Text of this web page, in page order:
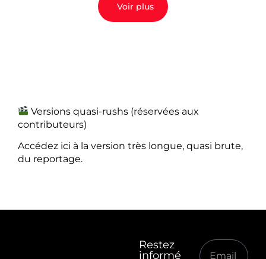
Voir plus
Versions quasi-rushs (réservées aux
contributeurs)
Accédez ici à la version très longue, quasi brute,
du reportage.
Restez
informé